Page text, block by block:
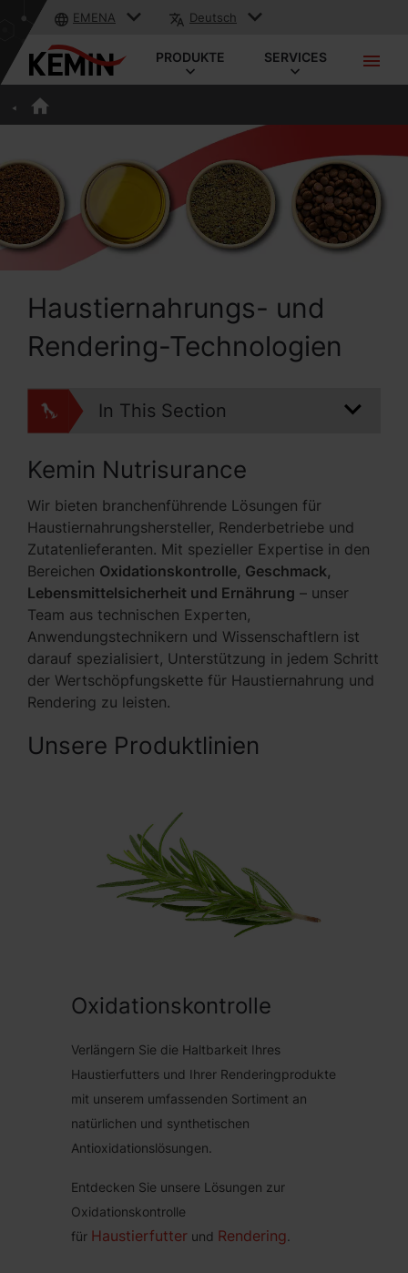
EMENA Deutsch
PRODUKTE SERVICES
Haustiernahrungs- und
Rendering-Technologien
In This Section
Kemin Nutrisurance
Wir bieten branchenführende Lösungen für
Haustiernahrungshersteller, Renderbetriebe und
Zutatenlieferanten. Mit spezieller Expertise in den
Bereichen Oxidationskontrolle, Geschmack,
Lebensmittelsicherheit und Ernährung – unser
Team aus technischen Experten,
Anwendungstechnikern und Wissenschaftlern ist
darauf spezialisiert, Unterstützung in jedem Schritt
der Wertschöpfungskette für Haustiernahrung und
Rendering zu leisten.
Unsere Produktlinien
Oxidationskontrolle
Verlängern Sie die Haltbarkeit Ihres
Haustierfutters und Ihrer Renderingprodukte
mit unserem umfassenden Sortiment an
natürlichen und synthetischen
Antioxidationslösungen.
Entdecken Sie unsere Lösungen zur
Oxidationskontrolle
für Haustierfutter und Rendering.